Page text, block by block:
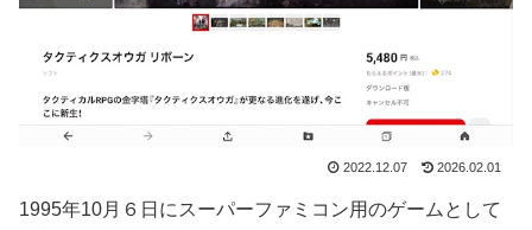
2022.12.07 2026.02.01
1995年10月６日にスーパーファミコン用のゲームとして